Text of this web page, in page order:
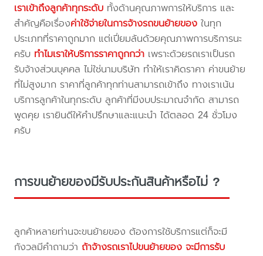
เราเข้าถึงลูกค้าทุกระดับ ทั้งด้านคุณภาพการให้บริการ และ
สำคัญคือเรื่องค่าใช้จ่ายในการจ้างรถขนย้ายของ ในทุก
ประเภทที่ราคาถูกมาก แต่เปี่ยมล้นด้วยคุณภาพการบริการนะ
ครับ ทำไมเราให้บริการราคาถูกกว่า เพราะด้วยรถเราเป็นรถ
รับจ้างส่วนบุคคล ไม่ใช่นามบริษัท ทำให้เราคิดราคา ค่าขนย้าย
ที่ไม่สูงมาก ราคาที่ลูกค้าทุกท่านสามารถเข้าถึง ทางเราเน้น
บริการลูกค้าในทุกระดับ ลูกค้าที่มีงบประมาณจำกัด สามารถ
พูดคุย เรายินดีให้คำปรึกษาและแนะนำ ได้ตลอด 24 ชั่วโมง
ครับ
การขนย้ายของมีรับประกันสินค้าหรือไม่ ?
ลูกค้าหลายท่านจะขนย้ายของ ต้องการใช้บริการแต่ก็จะมี
กังวลมีคำถามว่า ถ้าจ้างรถเราไปขนย้ายของ จะมีการรับ